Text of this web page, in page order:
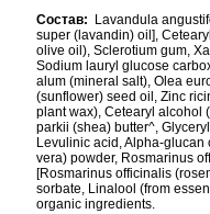
Состав:
Lavandula
super (lavandin) oil],
olive oil), Sclerotium gum,
Sodium lauryl glucose
alum (mineral salt), Olea
(sunflower) seed oil, Zinc
plant wax), Cetearyl alcohol
parkii (shea) butter^,
Levulinic acid, Alpha-
vera) powder, Rosmarinus
[Rosmarinus officinalis
sorbate, Linalool (from
organic ingredients.